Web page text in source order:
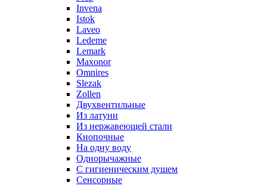
Invena
Istok
Laveo
Ledeme
Lemark
Maxonor
Omnires
Slezak
Zollen
Двухвентильные
Из латуни
Из нержавеющей стали
Кнопочные
На одну воду
Однорычажные
С гигиеническим душем
Сенсорные